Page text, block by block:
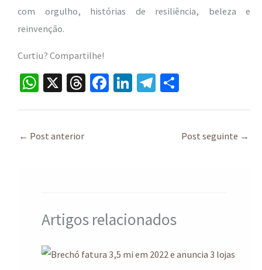
com orgulho, histórias de resiliência, beleza e
reinvenção.
Curtiu? Compartilhe!
W
sA
X
T
Fa Li Te
e
← Post anterior Post seguinte →
Artigos relacionados